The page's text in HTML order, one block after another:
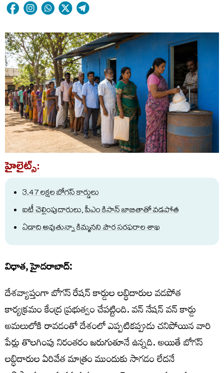
హైలైట్స్:
3.47 లక్షల బోగస్ కార్డులు
ఐటీ చెల్లింపుదారులు, పీఎం కిసాన్ జాబితాతో వడపోత
ఏడాది అవుతున్నా కిమ్మనని పౌర సరఫరాల శాఖ
విధాత, హైదరాబాద్:
దేశవ్యాప్తంగా బోగస్ రేషన్ కార్డుల లబ్ధిదారుల వడపోత
కార్యక్రమం కేంద్ర ప్రభుత్వం చేపట్టింది. వన్ నేషన్ వన్ కార్డు
అమలులోకి రావడంతో దేశంలో ఎప్పటికప్పుడు చనిపోయిన వారి
పేర్లు తొలగింపు నిరంతరం జరుగుతూనే ఉన్నది. అయితే బోగస్
లబ్ధిదారుల ఏరివేత మాత్రం ముందుకు సాగడం లేదనే